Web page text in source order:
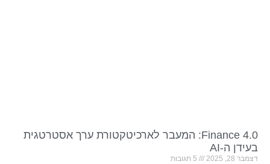
Finance 4.0: המעבר לארכיטקטורת ערך אסטרטגית
בעידן ה-AI
דצמבר 28, 2025